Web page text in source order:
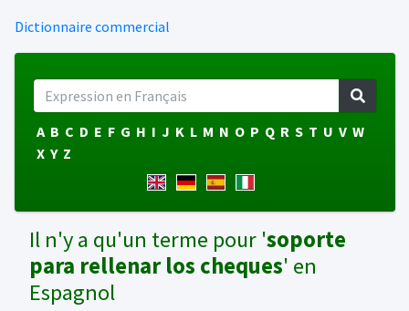
Dictionnaire commercial
A B C D E F G H I J K L M N O P Q R S T U V W
X Y Z
Il n'y a qu'un terme pour 'soporte
para rellenar los cheques' en
Espagnol